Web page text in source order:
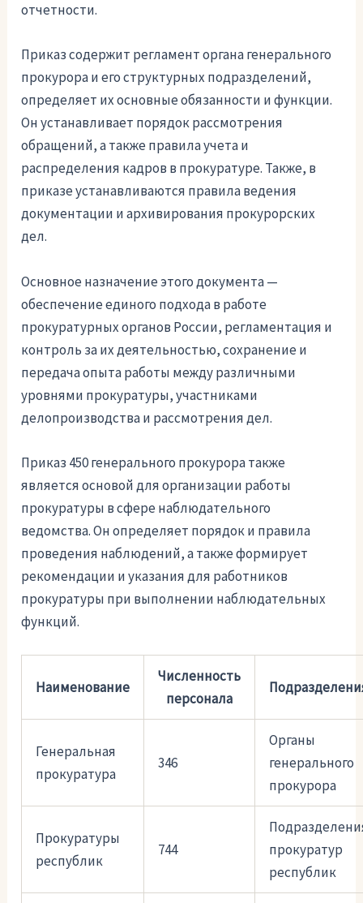
отчетности.
Приказ содержит регламент органа генерального
прокурора и его структурных подразделений,
определяет их основные обязанности и функции.
Он устанавливает порядок рассмотрения
обращений, а также правила учета и
распределения кадров в прокуратуре. Также, в
приказе устанавливаются правила ведения
документации и архивирования прокурорских
дел.
Основное назначение этого документа —
обеспечение единого подхода в работе
прокуратурных органов России, регламентация и
контроль за их деятельностью, сохранение и
передача опыта работы между различными
уровнями прокуратуры, участниками
делопроизводства и рассмотрения дел.
Приказ 450 генерального прокурора также
является основой для организации работы
прокуратуры в сфере наблюдательного
ведомства. Он определяет порядок и правила
проведения наблюдений, а также формирует
рекомендации и указания для работников
прокуратуры при выполнении наблюдательных
функций.
Наименование
Численность
персонала
Генеральная
прокуратура
346
Органы
генерального
прокурора
Прокуратуры
республик
744
прокуратур
республик